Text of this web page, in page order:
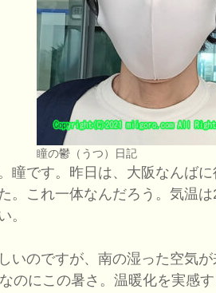
瞳の鬱（うつ）日記
瞳です。昨日は、大阪なんば
。これ一体なんだろう。気温
。
いのですが、南の湿った空気が
のにこの暑さ。温暖化を実感す